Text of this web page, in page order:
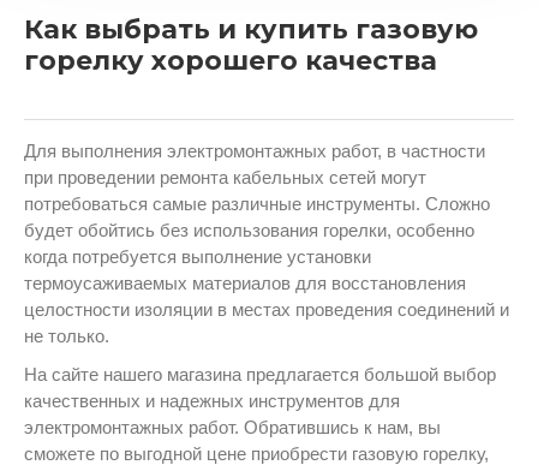
Как выбрать и купить газовую
горелку хорошего качества
Для выполнения электромонтажных работ, в частности
при проведении ремонта кабельных сетей могут
потребоваться самые различные инструменты. Сложно
будет обойтись без использования горелки, особенно
когда потребуется выполнение установки
термоусаживаемых материалов для восстановления
целостности изоляции в местах проведения соединений и
не только.
На сайте нашего магазина предлагается большой выбор
качественных и надежных инструментов для
электромонтажных работ. Обратившись к нам, вы
сможете по выгодной цене приобрести газовую горелку,